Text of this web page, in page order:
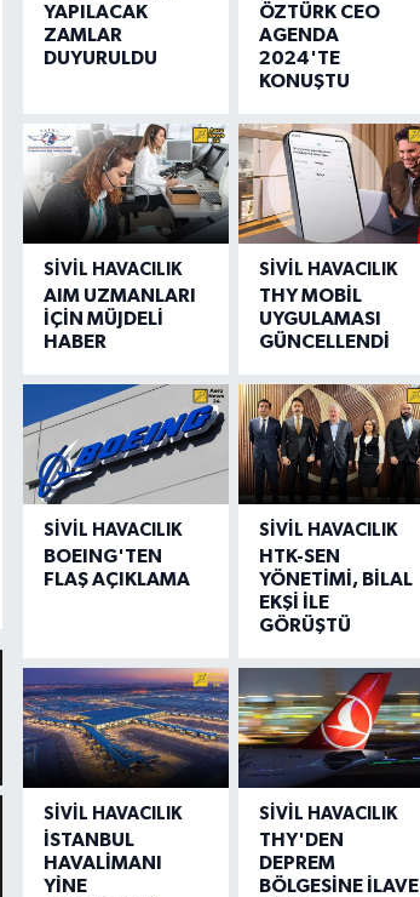
YAPILACAK
ZAMLAR
DUYURULDU
ÖZTÜRK CEO
AGENDA
2024'TE
KONUŞTU
SIVIL HAVACILIK
AIM UZMANLARI
İÇİN MÜJDELİ
HABER
SIVIL HAVACILIK
THY MOBİL
UYGULAMASI
GÜNCELLENDİ
SIVIL HAVACILIK
BOEING'TEN
FLAŞ AÇIKLAMA
SIVIL HAVACILIK
HTK-SEN
YÖNETİMİ, BİLAL
EKŞİ İLE
GÖRÜŞTÜ
SIVIL HAVACILIK
İSTANBUL
HAVALİMANI
YİNE
SIVIL HAVACILIK
THY'DEN
DEPREM
BÖLGESİNE İLAVE